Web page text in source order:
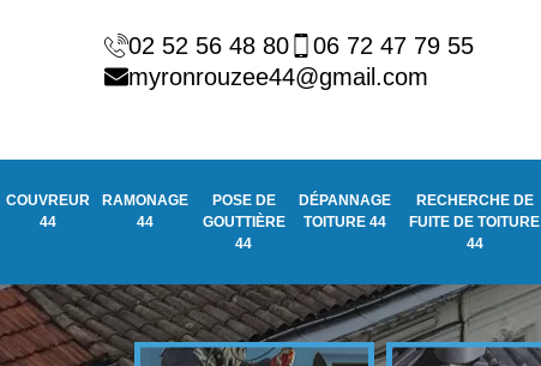
02 52 56 48 80
06 72 47 79 55
myronrouzee44@gmail.com
COUVREUR
44
RAMONAGE
44
POSE DE
GOUTTIÈRE
44
DÉPANNAGE
TOITURE 44
RECHERCHE DE
FUITE DE TOITURE
44